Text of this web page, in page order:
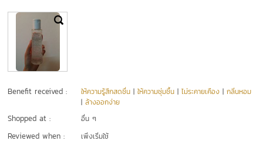
Benefit received : ให้ความรู้สึกสดชื่น |ให้ความชุ่มชื้น |ไม่ระคายเคือง |กลิ่นหอม
|ล้างออกง่าย
Shopped at : อื่น ๆ
Reviewed when : เพิ่งเริ่มใช้